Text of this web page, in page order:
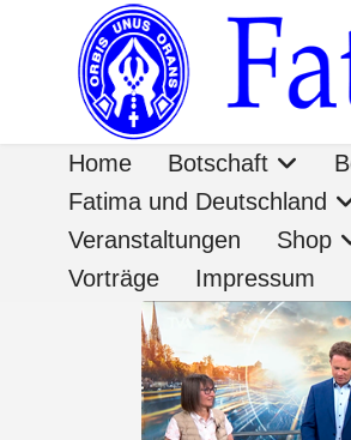
Home Botschaft
Fatima und Deutschland
Veranstaltungen
Shop
Vorträge
Impressum